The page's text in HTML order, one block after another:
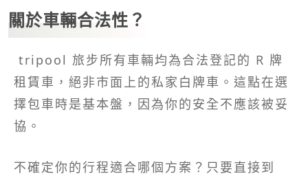
關於車輛合法性？
tripool 旅步所有車輛均為合法登記的 R 牌
租賃車，絕非市面上的私家白牌車。這點在選
擇包車時是基本盤，因為你的安全不應該被妥
協。
不確定你的行程適合哪個方案？只要直接到